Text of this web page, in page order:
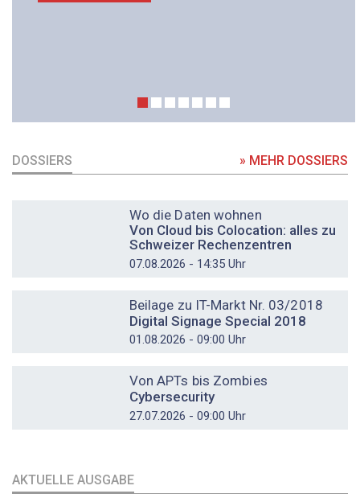
DOSSIERS » MEHR DOSSIERS
Wo die Daten wohnen
Von Cloud bis Colocation: alles zu
Schweizer Rechenzentren
07.08.2026 - 14:35 Uhr
Beilage zu IT-Markt Nr. 03/2018
Digital Signage Special 2018
01.08.2026 - 09:00 Uhr
Von APTs bis Zombies
Cybersecurity
27.07.2026 - 09:00 Uhr
AKTUELLE AUSGABE